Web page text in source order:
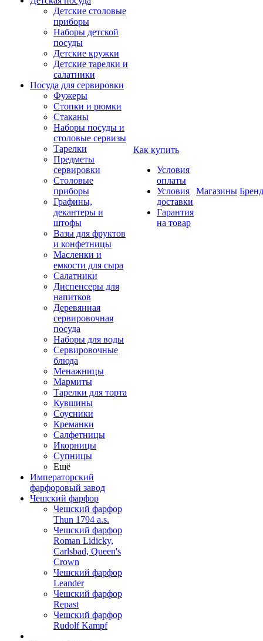
Детские столовые
приборы
Наборы детской
посуды
Детские кружки
Детские тарелки и
салатники
Посуда для сервировки
Фужеры
Стопки и рюмки
Стаканы
Наборы посуды и
столовые сервизы
Тарелки
Предметы
сервировки
Столовые
приборы
Графины,
декантеры и
штофы
Вазы для фруктов
и конфетницы
Масленки и
емкости для сыра
Салатники
Диспенсеры для
напитков
Деревянная
сервировочная
посуда
Наборы для воды
Сервировочные
блюда
Менажницы
Мармиты
Тарелки для торта
Кувшины
Соусники
Креманки
Салфетницы
Икорницы
Супницы
Ещё
Императорский
фарфоровый завод
Чешский фарфор
Чешский фарфор
Thun 1794 a.s.
Чешский фарфор
Roman Lidicky,
Carlsbad, Queen's
Crown
Чешский фарфор
Leander
Чешский фарфор
Repast
Чешский фарфор
Rudolf Kampf
Как купить
Условия
оплаты
Условия
доставки
Гарантия
на товар
Магазины